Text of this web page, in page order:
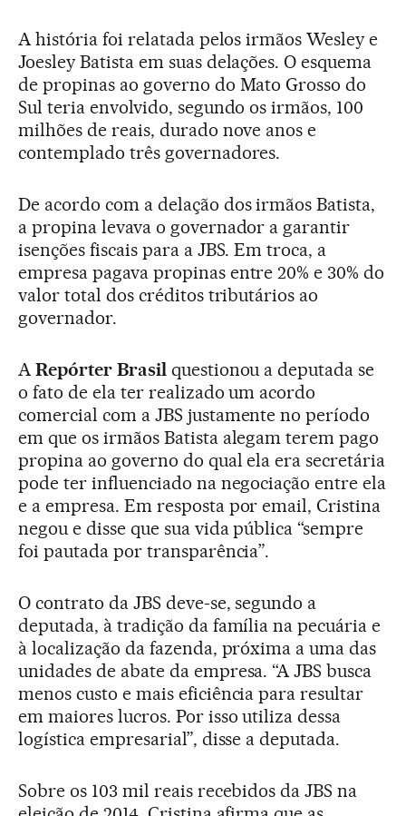
A história foi relatada pelos irmãos Wesley e
Joesley Batista em suas delações. O esquema
de propinas ao governo do Mato Grosso do
Sul teria envolvido, segundo os irmãos, 100
milhões de reais, durado nove anos e
contemplado três governadores.
De acordo com a delação dos irmãos Batista,
a propina levava o governador a garantir
isenções fiscais para a JBS. Em troca, a
empresa pagava propinas entre 20% e 30% do
valor total dos créditos tributários ao
governador.
ARepórter Brasilquestionou a deputada se
o fato de ela ter realizado um acordo
comercial com a JBS justamente no período
em que os irmãos Batista alegam terem pago
propina ao governo do qual ela era secretária
pode ter influenciado na negociação entre ela
e a empresa. Em resposta por email, Cristina
negou e disse que sua vida pública “sempre
foi pautada por transparência”.
O contrato da JBS deve-se, segundo a
deputada, à tradição da família na pecuária e
à localização da fazenda, próxima a uma das
unidades de abate da empresa. “A JBS busca
menos custo e mais eficiência para resultar
em maiores lucros. Por isso utiliza dessa
logística empresarial”, disse a deputada.
Sobre os 103 mil reais recebidos da JBS na